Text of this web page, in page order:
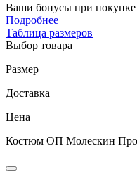
Ваши бонусы при
Подробнее
Таблица размеров
Выбор товара
Размер
Доставка
Цена
Костюм ОП Молескин